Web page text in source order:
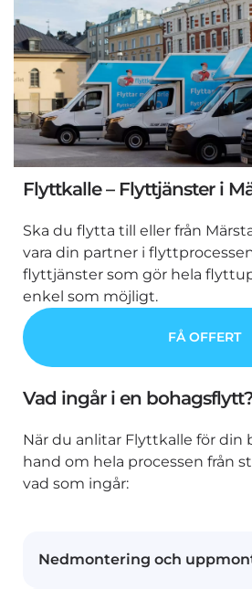
Flyttkalle – Flyttjänster i
Ska du flytta till eller från
vara din partner i
flyttjänster som gör hela
enkel som möjligt.
FÅ OFFERT
Vad ingår i en
När du anlitar Flyttkalle för din
hand om hela processen från
vad som ingår:
Nedmontering och